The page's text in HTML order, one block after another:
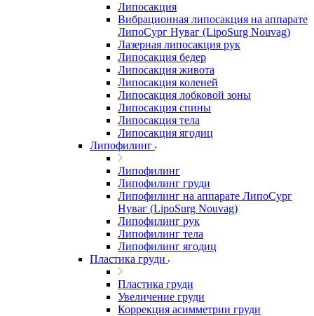
Липосакция
Вибрационная липосакция на аппарате
ЛипоСург Нуваг (LipoSurg Nouvag)
Лазерная липосакция рук
Липосакция бедер
Липосакция живота
Липосакция коленей
Липосакция лобковой зоны
Липосакция спины
Липосакция тела
Липосакция ягодиц
Липофилинг
Липофилинг
Липофилинг груди
Липофилинг на аппарате ЛипоСург
Нуваг (LipoSurg Nouvag)
Липофилинг рук
Липофилинг тела
Липофилинг ягодиц
Пластика груди
Пластика груди
Увеличение груди
Коррекция асимметрии груди